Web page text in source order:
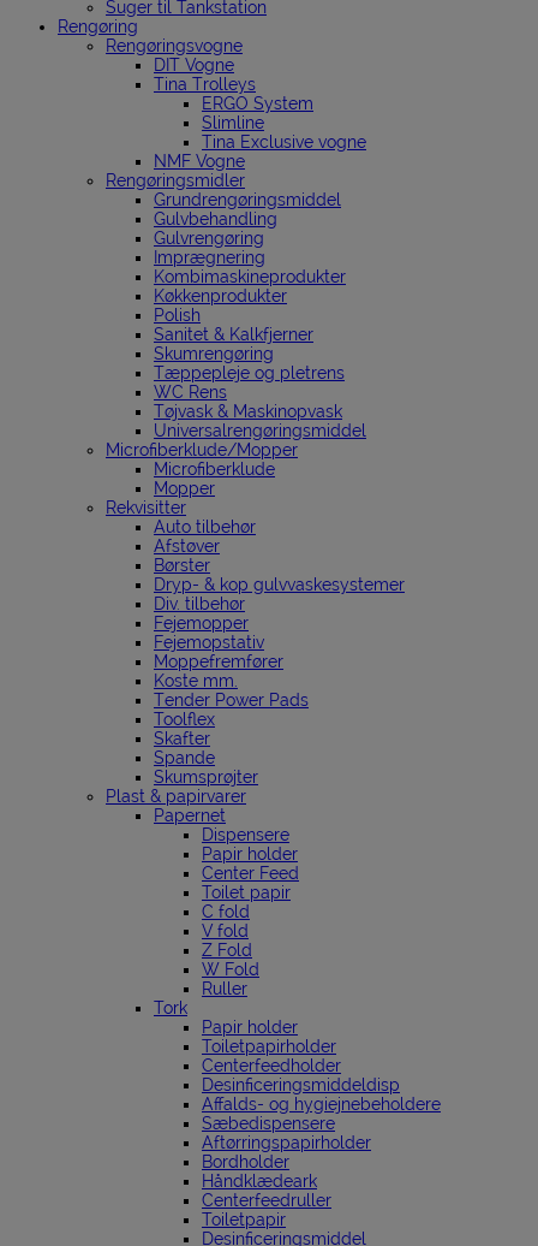
Suger til Tankstation
Rengøring
Rengøringsvogne
DIT Vogne
Tina Trolleys
ERGO System
Slimline
Tina Exclusive vogne
NMF Vogne
Rengøringsmidler
Grundrengøringsmiddel
Gulvbehandling
Gulvrengøring
Imprægnering
Kombimaskineprodukter
Køkkenprodukter
Polish
Sanitet & Kalkfjerner
Skumrengøring
Tæppepleje og pletrens
WC Rens
Tøjvask & Maskinopvask
Universalrengøringsmiddel
Microfiberklude/Mopper
Microfiberklude
Mopper
Rekvisitter
Auto tilbehør
Afstøver
Børster
Dryp- & kop gulvvaskesystemer
Div. tilbehør
Fejemopper
Fejemopstativ
Moppefremfører
Koste mm.
Tender Power Pads
Toolflex
Skafter
Spande
Skumsprøjter
Plast & papirvarer
Papernet
Dispensere
Papir holder
Center Feed
Toilet papir
C fold
V fold
Z Fold
W Fold
Ruller
Tork
Papir holder
Toiletpapirholder
Centerfeedholder
Desinficeringsmiddeldisp
Affalds- og hygiejnebeholdere
Sæbedispensere
Aftørringspapirholder
Bordholder
Håndklædeark
Centerfeedruller
Toiletpapir
Desinficeringsmiddel